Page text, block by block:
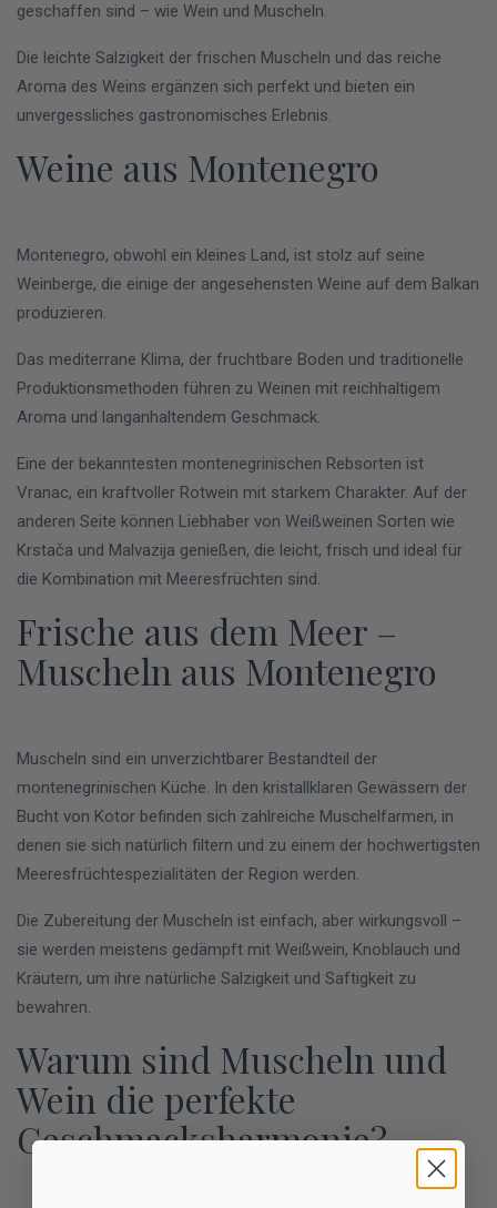
geschaffen sind – wie Wein und Muscheln.
Die leichte Salzigkeit der frischen Muscheln und das reiche
Aroma des Weins ergänzen sich perfekt und bieten ein
unvergessliches gastronomisches Erlebnis.
Weine aus Montenegro
Montenegro, obwohl ein kleines Land, ist stolz auf seine
Weinberge, die einige der angesehensten Weine auf dem Balkan
produzieren.
Das mediterrane Klima, der fruchtbare Boden und traditionelle
Produktionsmethoden führen zu Weinen mit reichhaltigem
Aroma und langanhaltendem Geschmack.
Eine der bekanntesten montenegrinischen Rebsorten ist
Vranac, ein kraftvoller Rotwein mit starkem Charakter. Auf der
anderen Seite können Liebhaber von Weißweinen Sorten wie
Krstača und Malvazija genießen, die leicht, frisch und ideal für
die Kombination mit Meeresfrüchten sind.
Frische aus dem Meer –
Muscheln aus Montenegro
Muscheln sind ein unverzichtbarer Bestandteil der
montenegrinischen Küche. In den kristallklaren Gewässern der
Bucht von Kotor befinden sich zahlreiche Muschelfarmen, in
denen sie sich natürlich filtern und zu einem der hochwertigsten
Meeresfrüchtespezialitäten der Region werden.
Die Zubereitung der Muscheln ist einfach, aber wirkungsvoll –
sie werden meistens gedämpft mit Weißwein, Knoblauch und
Kräutern, um ihre natürliche Salzigkeit und Saftigkeit zu
bewahren.
Warum sind Muscheln und
Wein die perfekte
Geschmacksharmonie?